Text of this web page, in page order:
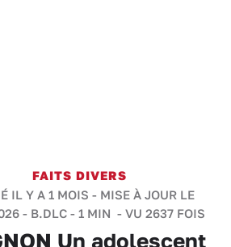
FAITS DIVERS
IL Y A 1 MOIS - MISE À JOUR LE
- B.DLC - 1 MIN - VU 2637 FOIS
Un adolescent